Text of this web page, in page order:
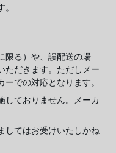
限る）や、誤配送の場
ただきます。ただしメー
での対応となります。
しておりません。メーカ
してはお受けいたしかね